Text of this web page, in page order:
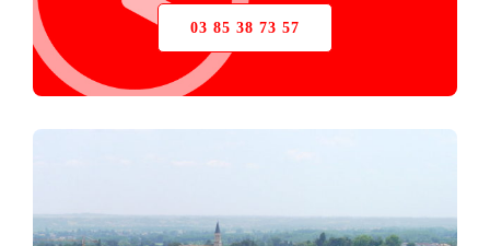
03 85 38 73 57